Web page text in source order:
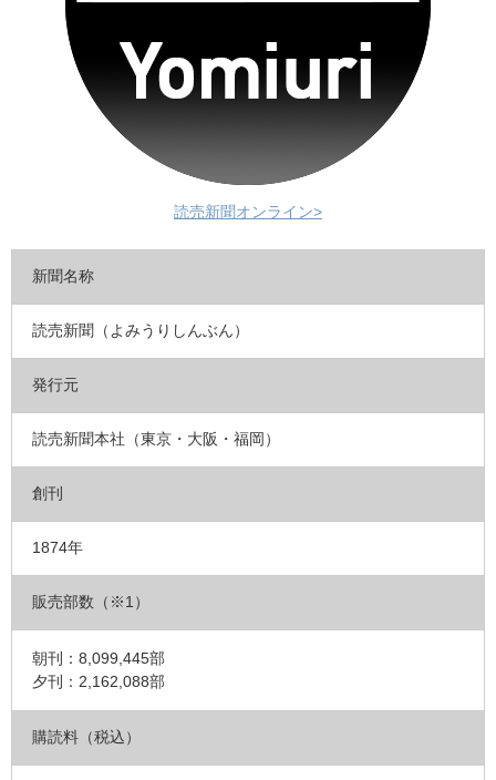
読売新聞オンライン>
新聞名称
読売新聞（よみうりしんぶん）
発行元
読売新聞本社（東京・大阪・福岡）
創刊
1874年
販売部数（※1）
朝刊：8,099,445部
夕刊：2,162,088部
購読料（税込）